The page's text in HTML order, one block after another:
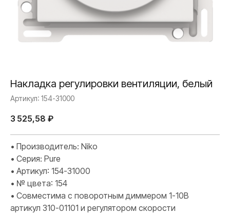
Накладка регулировки вентиляции, белый
Артикул: 154-31000
3 525,58 ₽
• Производитель: Niko
• Серия: Pure
• Артикул: 154-31000
• № цвета: 154
• Совместима с поворотным диммером 1-10В
артикул 310-01101 и регулятором скорости